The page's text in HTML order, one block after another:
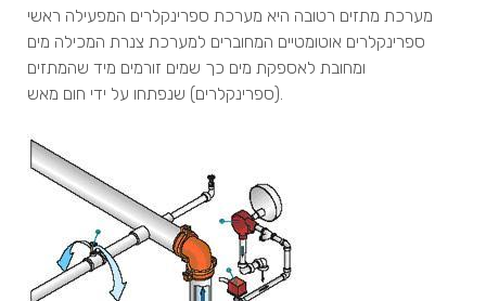
מערכת מתזים רטובה היא מערכת ספרינקלרים המפעילה ראשי
ספרינקלרים אוטומטיים המחוברים למערכת צנרת המכילה מים
ומחובת לאספקת מים כך שמים זורמים מיד שהמתזים